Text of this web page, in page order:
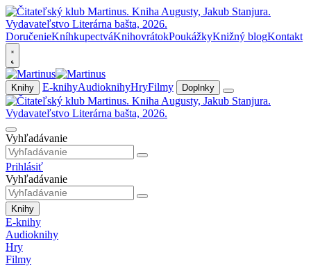
DoručenieKníhkupectváKnihovrátokPoukážkyKnižný blogKontakt
Knihy E-knihyAudioknihyHryFilmy Doplnky
Vyhľadávanie
Prihlásiť
Vyhľadávanie
Knihy
E-knihy
Audioknihy
Hry
Filmy